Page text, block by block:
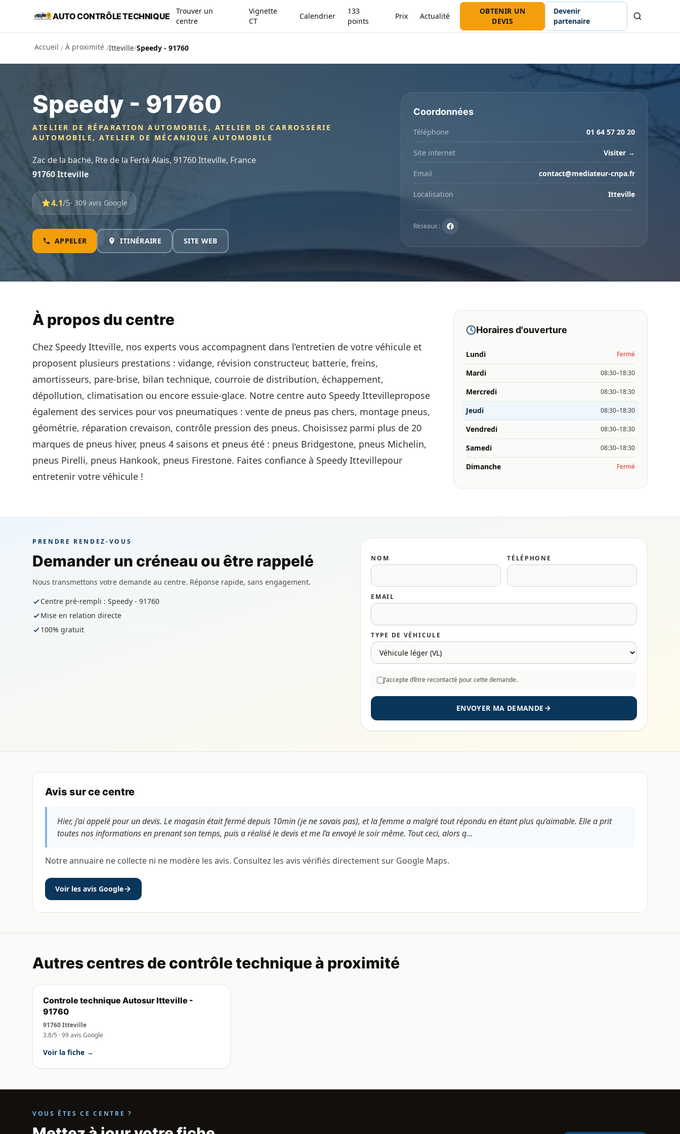
Aller au contenu principal
AUTO CONTRÔLE TECHNIQUE
Trouver un
centre
Vignette
CT
Calendrier
133
points
Prix Actualité
OBTENIR UN
DEVIS
Devenir
partenaire
Accueil / À proximité /Itteville/Speedy - 91760
Speedy - 91760
ATELIER DE RÉPARATION AUTOMOBILE, ATELIER DE CARROSSERIE
AUTOMOBILE, ATELIER DE MÉCANIQUE AUTOMOBILE
Zac de la bache, Rte de la Ferté Alais, 91760 Itteville, France
91760 Itteville
4.1/5· 309 avis Google
APPELER ITINÉRAIRE SITE WEB
Coordonnées
Téléphone 01 64 57 20 20
Site internet Visiter →
Email contact@mediateur-cnpa.fr
Localisation Itteville
Réseaux :
À propos du centre
Chez Speedy Itteville, nos experts vous accompagnent dans l’entretien de votre véhicule et
proposent plusieurs prestations : vidange, révision constructeur, batterie, freins,
amortisseurs, pare-brise, bilan technique, courroie de distribution, échappement,
dépollution, climatisation ou encore essuie-glace. Notre centre auto Speedy Ittevillepropose
également des services pour vos pneumatiques : vente de pneus pas chers, montage pneus,
géométrie, réparation crevaison, contrôle pression des pneus. Choisissez parmi plus de 20
marques de pneus hiver, pneus 4 saisons et pneus été : pneus Bridgestone, pneus Michelin,
pneus Pirelli, pneus Hankook, pneus Firestone. Faites confiance à Speedy Ittevillepour
entretenir votre véhicule !
Horaires d'ouverture
Lundi Fermé
Mardi 08:30–18:30
Mercredi 08:30–18:30
Jeudi 08:30–18:30
Vendredi 08:30–18:30
Samedi 08:30–18:30
Dimanche Fermé
PRENDRE RENDEZ-VOUS
Demander un créneau ou être rappelé
Nous transmettons votre demande au centre. Réponse rapide, sans engagement.
Centre pré-rempli : Speedy - 91760
Mise en relation directe
100% gratuit
NOM TÉLÉPHONE
EMAIL
TYPE DE VÉHICULE
J’accepte d’être recontacté pour cette demande.
ENVOYER MA DEMANDE
Avis sur ce centre
Hier, j’ai appelé pour un devis. Le magasin était fermé depuis 10min (je ne savais pas), et la femme a malgré tout répondu en étant plus qu’aimable. Elle a prit
toutes nos informations en prenant son temps, puis a réalisé le devis et me l’a envoyé le soir même. Tout ceci, alors q...
Notre annuaire ne collecte ni ne modère les avis. Consultez les avis vérifiés directement sur Google Maps.
Voir les avis Google
Autres centres de contrôle technique à proximité
Controle technique Autosur Itteville -
91760
91760 Itteville
3.8/5 · 99 avis Google
Voir la fiche →
VOUS ÊTES CE CENTRE ?